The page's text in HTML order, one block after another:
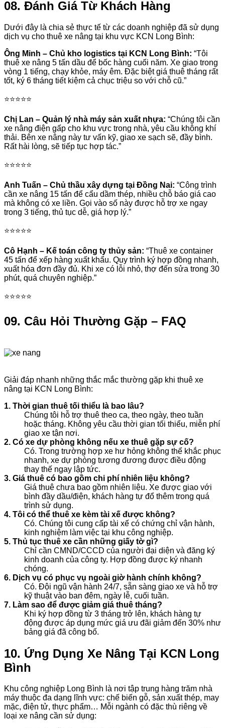
08. Đánh Giá Từ Khách Hàng
Dưới đây là chia sẻ thực tế từ các doanh nghiệp đã sử dụng
dịch vụ cho thuê xe nâng tại khu vực KCN Long Bình:
Ông Minh – Chủ kho logistics tại KCN Long Bình: “Tôi
thuê xe nâng 5 tấn dầu để bốc hàng cuối năm. Xe giao trong
vòng 1 tiếng, chạy khỏe, máy êm. Đặc biệt giá thuê tháng rất
tốt, ký 6 tháng tiết kiệm cả chục triệu so với chỗ cũ.”
⭐⭐⭐⭐⭐
Chị Lan – Quản lý nhà máy sản xuất nhựa: “Chúng tôi cần
xe nâng điện gấp cho khu vực trong nhà, yêu cầu không khí
thải. Bên xe nâng này tư vấn kỹ, giao xe sạch sẽ, đầy bình.
Rất hài lòng, sẽ tiếp tục hợp tác.”
⭐⭐⭐⭐⭐
Anh Tuấn – Chủ thầu xây dựng tại Đồng Nai: “Công trình
cần xe nâng 15 tấn để cẩu dầm thép, nhiều chỗ báo giá cao
mà không có xe liền. Gọi vào số này được hỗ trợ xe ngay
trong 3 tiếng, thủ tục dễ, giá hợp lý.”
⭐⭐⭐⭐⭐
Cô Hạnh – Kế toán công ty thủy sản: “Thuê xe container
45 tấn để xếp hàng xuất khẩu. Quy trình ký hợp đồng nhanh,
xuất hóa đơn đầy đủ. Khi xe có lỗi nhỏ, thợ đến sửa trong 30
phút, quá chuyên nghiệp.”
⭐⭐⭐⭐⭐
09. Câu Hỏi Thường Gặp – FAQ
Giải đáp nhanh những thắc mắc thường gặp khi thuê xe
nâng tại KCN Long Bình:
1. Thời gian thuê tối thiểu là bao lâu?
Chúng tôi hỗ trợ thuê theo ca, theo ngày, theo tuần
hoặc tháng. Không yêu cầu thời gian tối thiểu, miễn phí
giao xe tận nơi.
2. Có xe dự phòng không nếu xe thuê gặp sự cố?
Có. Trong trường hợp xe hư hỏng không thể khắc phục
nhanh, xe dự phòng tương đương được điều động
thay thế ngay lập tức.
3. Giá thuê có bao gồm chi phí nhiên liệu không?
Giá thuê chưa bao gồm nhiên liệu. Xe được giao với
bình đầy dầu/điện, khách hàng tự đổ thêm trong quá
trình sử dụng.
4. Tôi có thể thuê xe kèm tài xế được không?
Có. Chúng tôi cung cấp tài xế có chứng chỉ vận hành,
kinh nghiệm làm việc tại khu công nghiệp.
5. Thủ tục thuê xe cần những giấy tờ gì?
Chỉ cần CMND/CCCD của người đại diện và đăng ký
kinh doanh của công ty. Hợp đồng được ký nhanh
chóng.
6. Dịch vụ có phục vụ ngoài giờ hành chính không?
Có. Đội ngũ vận hành 24/7, sẵn sàng giao xe và hỗ trợ
kỹ thuật vào ban đêm, ngày lễ, cuối tuần.
7. Làm sao để được giảm giá thuê tháng?
Khi ký hợp đồng từ 3 tháng trở lên, khách hàng tự
động được áp dụng mức giá ưu đãi giảm đến 30% như
bảng giá đã công bố.
10. Ứng Dụng Xe Nâng Tại KCN Long
Bình
Khu công nghiệp Long Bình là nơi tập trung hàng trăm nhà
máy thuộc đa dạng lĩnh vực: chế biến gỗ, sản xuất thép, may
mặc, điện tử, thực phẩm… Mỗi ngành có đặc thù riêng về
loại xe nâng cần sử dụng: